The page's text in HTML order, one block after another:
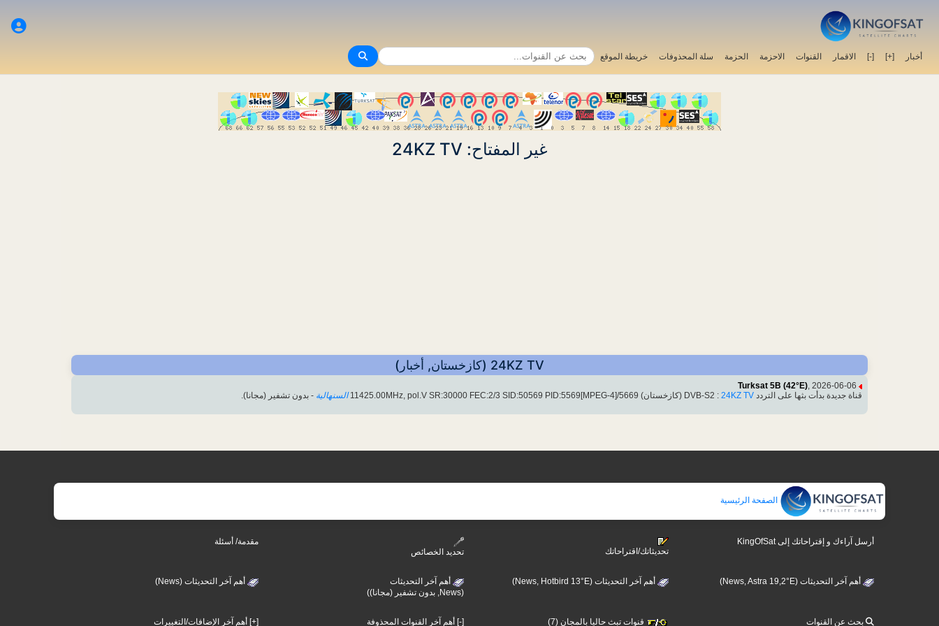
أخبار [+]
[-] الاقمار القنوات الاحزمة الحزمة سلة المحذوفات خريطة الموقع
غير المفتاح: 24KZ TV
24KZ TV (كازخستان, أخبار)
Turksat 5B (42°E), 2026-06-06
قناة جديدة بدأت بثها على التردد DVB-S2 : 24KZ TV (كازخستان) 11425.00MHz, pol.V SR:30000 FEC:2/3 SID:50569 PID:5569[MPEG-4]/5669 السنهالية - بدون تشفير (مجانا).
الصفحة الرئيسية
مقدمة/ أسئلة
تحديد الخصائص
تحديثاتك/اقتراحاتك
أرسل آراءك و إقتراحاتك إلى KingOfSat
أهم آخر التحديثات (News)
أهم آخر التحديثات
(News, بدون تشفير (مجانا))
أهم آخر التحديثات (News, Hotbird 13°E) أهم آخر التحديثات (News, Astra 19,2°E)
[+] أهم آخر الإضافات/التغييرات [-] أهم آخر القنوات المحذوفة قنوات تبث حاليا بالمجان (7) بحث عن القنوات